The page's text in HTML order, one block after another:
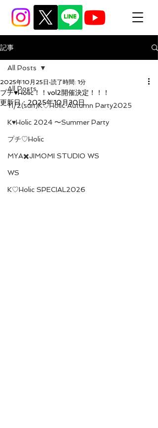
記事
All Posts
11/2(sun)K♡Holic Autumn Party2025
K♥Holic 2024 〜Summer Party
プチ♡Holic
MYA✖️JIMOMI STUDIO WS
WS
K♡Holic SPECIAL2026
All Posts
プチ♥Holic！！vol2開催決定！！！
2025年10月25日 読了時間: 1分
更新日： 2025年10月30日